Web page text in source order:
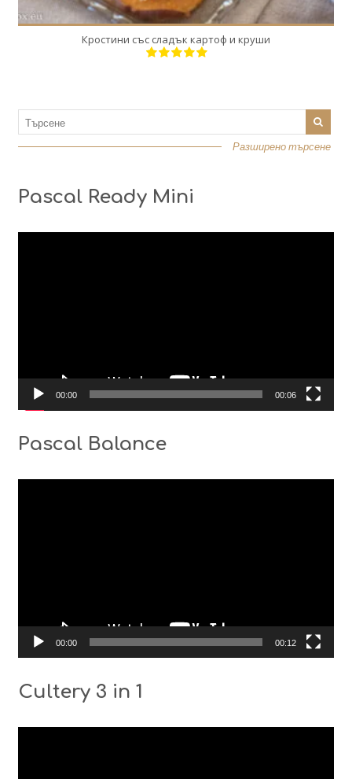
Кростини със сладък картоф и круши
Разширено търсене
Pascal Ready Mini
00:00 00:06
Pascal Balance
00:00 00:12
Cultery 3 in 1